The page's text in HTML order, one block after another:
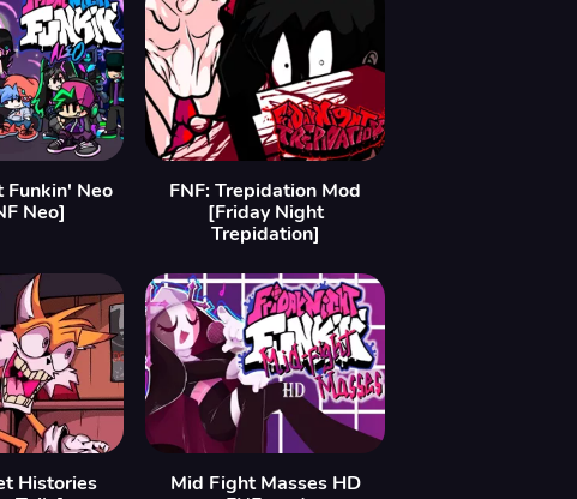
Funkin' Neo
Neo]
FNF: Trepidation Mod
[Friday Night
Trepidation]
Histories
Mid Fight Masses HD